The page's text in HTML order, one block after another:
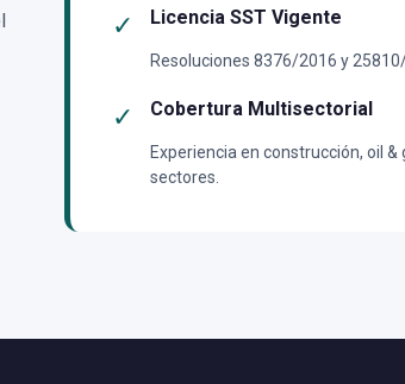
✓ Licencia SST Vigente
Resoluciones 8376/2016 y
✓ Cobertura Multisectorial
Experiencia en construcción, oil
sectores.